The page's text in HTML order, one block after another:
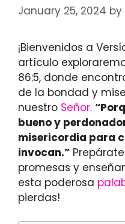
January 25, 2024 by
¡Bienvenidos a
artículo
86:5, donde
de la bondad y
nuestro Señor.
bueno y
misericordia para
invocan.”
promesas y
esta poderosa
pierdas!